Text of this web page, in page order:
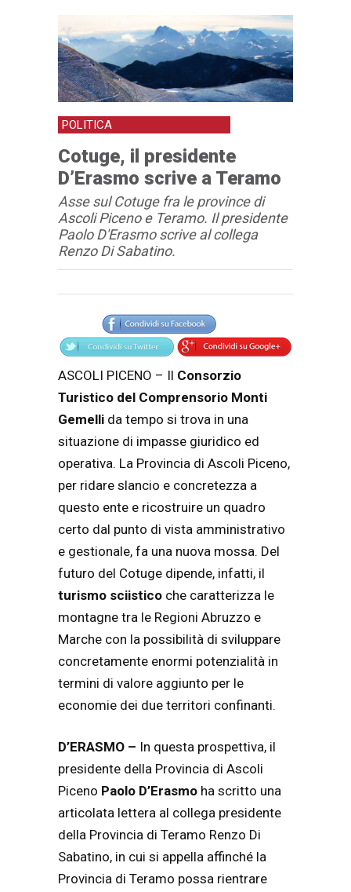
POLITICA
Cotuge, il presidente
D’Erasmo scrive a Teramo
Asse sul Cotuge fra le province di
Ascoli Piceno e Teramo. Il presidente
Paolo D'Erasmo scrive al collega
Renzo Di Sabatino.
Articolo
Testo articolo principale
ASCOLI PICENO – Il Consorzio
Turistico del Comprensorio Monti
Gemelli da tempo si trova in una
situazione di impasse giuridico ed
operativa. La Provincia di Ascoli Piceno,
per ridare slancio e concretezza a
questo ente e ricostruire un quadro
certo dal punto di vista amministrativo
e gestionale, fa una nuova mossa. Del
futuro del Cotuge dipende, infatti, il
turismo sciistico che caratterizza le
montagne tra le Regioni Abruzzo e
Marche con la possibilità di sviluppare
concretamente enormi potenzialità in
termini di valore aggiunto per le
economie dei due territori confinanti.
D’ERASMO – In questa prospettiva, il
presidente della Provincia di Ascoli
Piceno Paolo D’Erasmo ha scritto una
articolata lettera al collega presidente
della Provincia di Teramo Renzo Di
Sabatino, in cui si appella affinché la
Provincia di Teramo possa rientrare